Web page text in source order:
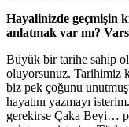
Hayalinizde geçmişin
anlatmak var mı?
Büyük bir tarihe sahip
oluyorsunuz. Tarihimiz
biz pek çoğunu
hayatını yazmayı
gerekirse Çaka Beyi…